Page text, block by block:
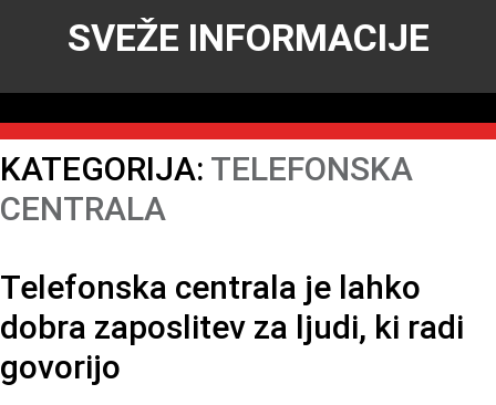
SVEŽE INFORMACIJE
KATEGORIJA: TELEFONSKA
CENTRALA
Telefonska centrala je lahko
dobra zaposlitev za ljudi, ki radi
govorijo